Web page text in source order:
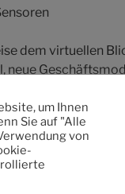
dem virtuellen
neue
intelligenten
eine
die sich auf Basis
um Ihnen
Sie auf "Alle
von